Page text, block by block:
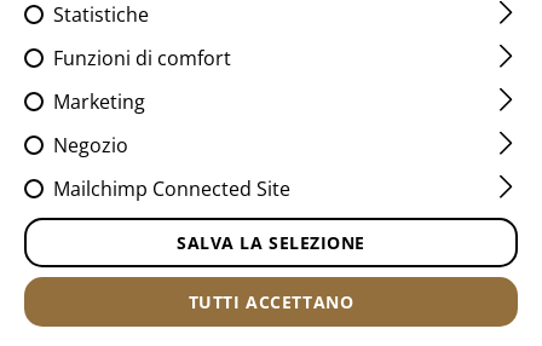
Statistiche
Funzioni di comfort
Marketing
Negozio
Mailchimp Connected Site
SALVA LA SELEZIONE
TUTTI ACCETTANO